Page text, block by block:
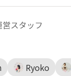
スタッフ
Ryoko